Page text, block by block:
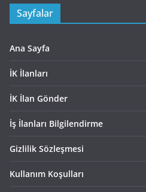
Sayfalar
Ana Sayfa
İK İlanları
İK İlan Gönder
İş İlanları Bilgilendirme
Gizlilik Sözleşmesi
Kullanım Koşulları